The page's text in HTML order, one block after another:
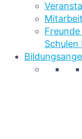
Schulen